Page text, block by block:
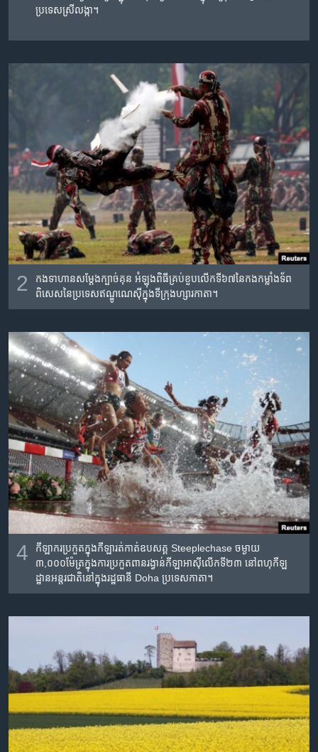
ប្រទេស​ស្រីលង្កា។
2
កងទាហាន​សម្តែង​ក្បាច់គុន អំឡុង​ពិធី​គ្រប់ខួប​លើក​ទី​៦៧​នៃ​កងកម្លាំង​ទ័ព​
ពិសេស​នៃ​ប្រទេស​ឥណ្ឌូណេស៊ី​ក្នុង​ទីក្រុង​ហ្សារកាតា។
4
កីឡាករ​ប្រកួត​ក្នុង​កីឡារត់​កាត់​ឧបសគ្គ Steeplechase ចម្ងាយ​
៣,០០០ម៉ែត្រ​ក្នុង​ការ​ប្រកួត​ពានរង្វាន់កីឡា​អាស៊ី​លើកទី​២៣ នៅ​ពហុកីឡ
ដ្ឋានអន្តរជាតិ​នៅ​ក្នុ​ងរដ្ឋ​ធានី Doha ប្រទេស​កាតា។